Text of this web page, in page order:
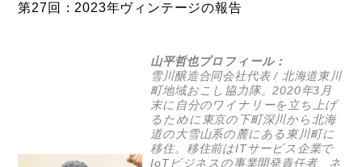
第27回：2023年ヴィンテージの報告
山平哲也プロフィール：
雪川醸造合同会社代表 / 北海道東川
町地域おこし協力隊。2020年3月
末に自分のワイナリーを立ち上げ
るために東京の下町深川から北海
道の大雪山系の麓にある東川町に
移住。移住前はITサービス企業で
IoTビジネスの事業開発責任者、ネ